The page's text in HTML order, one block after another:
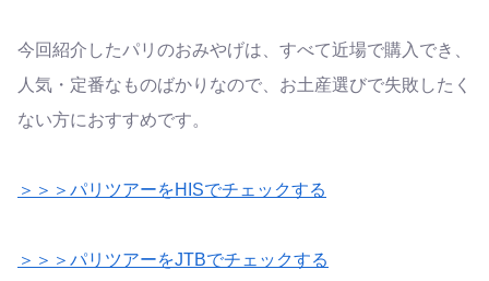
今回紹介したパリのおみやげは、すべて近場で購入でき、
人気・定番なものばかりなので、お土産選びで失敗したく
ない方におすすめです。
＞＞＞パリツアーをHISでチェックする
＞＞＞パリツアーをJTBでチェックする